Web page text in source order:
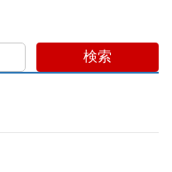
検索